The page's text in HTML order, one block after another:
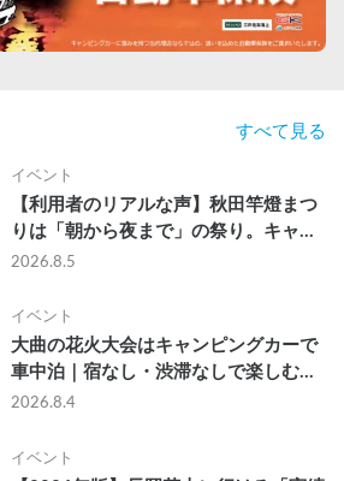
すべて見る
イベント
【利用者のリアルな声】秋田竿燈まつ
りは「朝から夜まで」の祭り。キャン
ピングカーで行った2組の記録
2026.8.5
イベント
大曲の花火大会はキャンピングカーで
車中泊｜宿なし・渋滞なしで楽しむ
2026年完全ガイド
2026.8.4
イベント